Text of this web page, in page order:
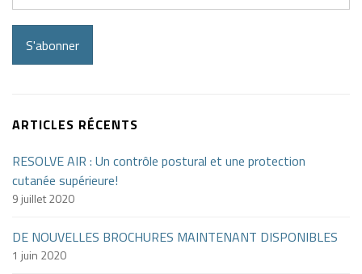
S'abonner
ARTICLES RÉCENTS
RESOLVE AIR : Un contrôle postural et une protection
cutanée supérieure!
9 juillet 2020
DE NOUVELLES BROCHURES MAINTENANT DISPONIBLES
1 juin 2020